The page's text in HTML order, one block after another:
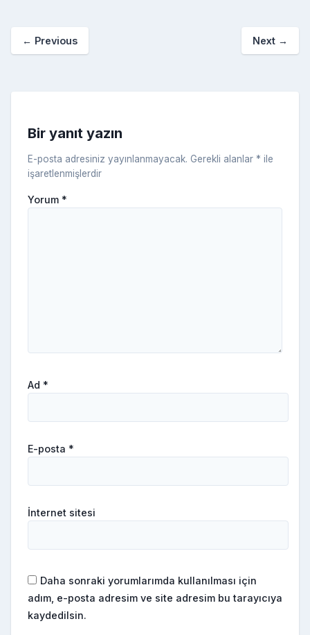
o
er
a
c a
ki
← Previous Next →
Bir yanıt yazın
E-posta adresiniz yayınlanmayacak. Gerekli alanlar * ile
işaretlenmişlerdir
Yorum *
Ad *
E-posta *
İnternet sitesi
Daha sonraki yorumlarımda kullanılması için
adım, e-posta adresim ve site adresim bu tarayıcıya
kaydedilsin.